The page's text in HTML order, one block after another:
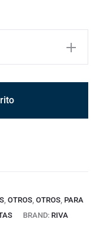
, OTROS, OTROS, PARA
BRAND: RIVA